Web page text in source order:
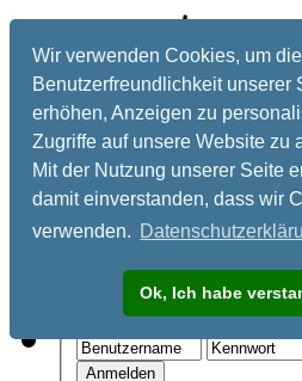
Wir verwenden Cookies, um die
Benutzerfreundlichkeit unserer
erhöhen, Anzeigen zu
Zugriffe auf unsere Website zu
Mit der Nutzung unserer Seite
damit einverstanden, dass wir
verwenden.
Ok, Ich habe
Registrieren